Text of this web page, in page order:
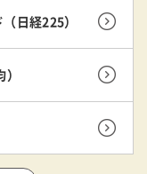
日経225）